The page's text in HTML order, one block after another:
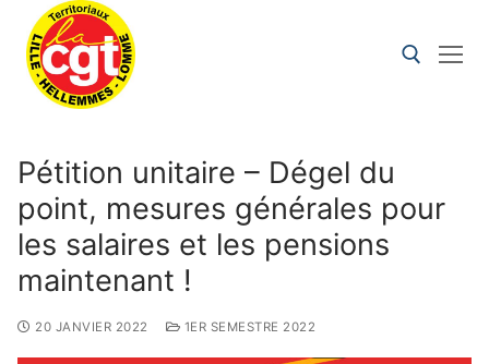
Pétition unitaire – Dégel du
point, mesures générales pour
les salaires et les pensions
maintenant !
20 JANVIER 2022 1ER SEMESTRE 2022